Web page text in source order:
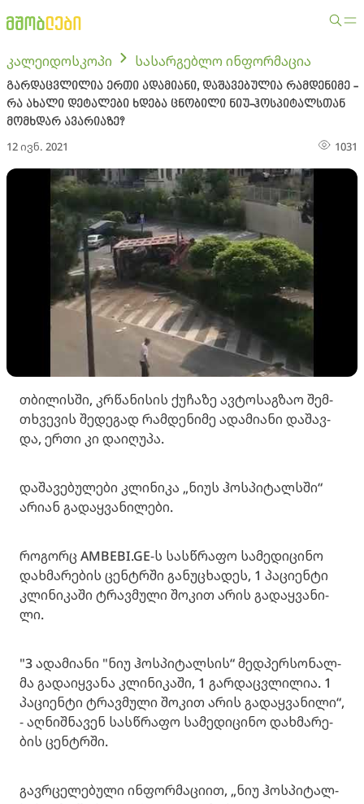
კალეიდოსკოპი სასარგებლო ინფორმაცია
გარდაცვლილია ერთი ადამიანი, დაშავებულია რამდენიმე -
რა ახალი დეტალები ხდება ცნობილი ნიუ-ჰოსპიტალსთან
მომხდარ ავარიაზე?
12 ივნ. 2021 1031
თბი­ლის­ში, კრწა­ნი­სის ქუ­ჩა­ზე ავ­ტო­საგ­ზაო შემ­
თხვე­ვის შე­დე­გად რამ­დე­ნი­მე ადა­მი­ა­ნი და­შავ­
და, ერთი კი და­ი­ღუ­პა.
და­შა­ვე­ბუ­ლე­ბი კლი­ნი­კა „ნიუს ჰოს­პი­ტალსში“
არი­ან გა­დაყ­ვა­ნი­ლე­ბი.
რო­გორც AMBEBI.GE-ს სას­წრა­ფო სა­მე­დი­ცი­ნო
დახ­მა­რე­ბის ცენ­ტრში გა­ნუ­ცხა­დეს, 1 პა­ცი­ენ­ტი
კლი­ნი­კა­ში ტრავ­მუ­ლი შო­კით არის გა­დაყ­ვა­ნი­
ლი.
"3 ადა­მი­ა­ნი "ნიუ ჰოს­პი­ტალ­სის“ მედ­პერ­სო­ნალ­
მა გა­და­იყ­ვა­ნა კლი­ნი­კა­ში, 1 გარ­დაც­ვლი­ლია. 1
პა­ცი­ენ­ტი ტრავ­მუ­ლი შო­კით არის გა­დაყ­ვა­ნი­ლი“,
- აღ­ნიშ­ნა­ვენ სას­წრა­ფო სა­მე­დი­ცი­ნო დახ­მა­რე­
ბის ცენ­ტრში.
გავ­რცე­ლე­ბუ­ლი ინ­ფორ­მა­ცი­ით, „ნიუ ჰოს­პი­ტალ­